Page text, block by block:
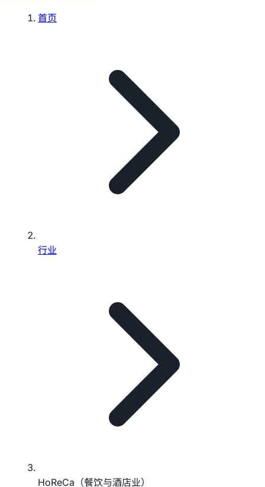
首页
行业
HoReCa（餐饮与酒店业）